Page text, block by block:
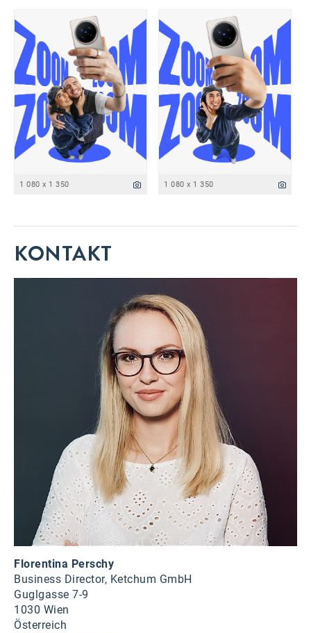
1 080 x 1 350 1 080 x 1 350
KONTAKT
Florentina Perschy
Business Director, Ketchum GmbH
Guglgasse 7-9
1030 Wien
Österreich